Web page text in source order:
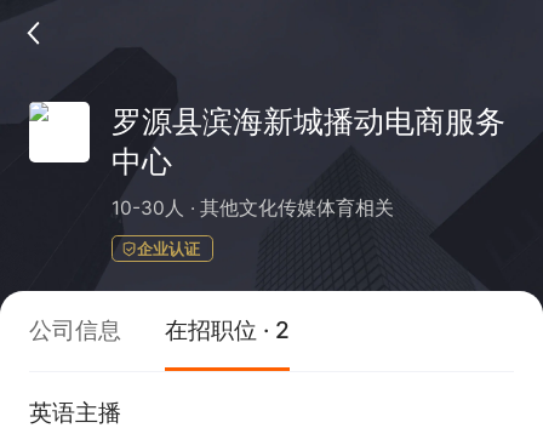
罗源县滨海新城播动电商服务
中心
10-30人 其他文化传媒体育相关
企业认证
公司信息 在招职位 · 2
英语主播